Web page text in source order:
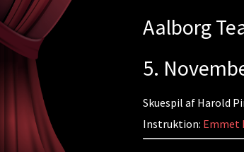
Aalborg
5.
Skuespil af Harold
Instruktion: Emmet